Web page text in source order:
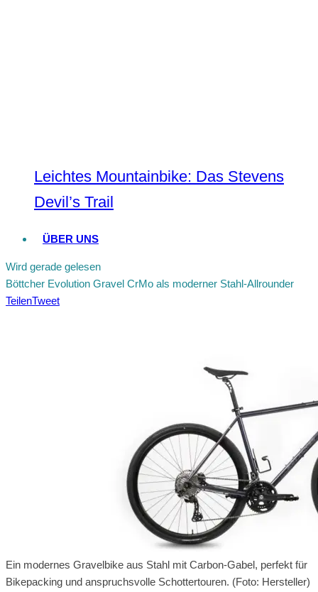
Leichtes Mountainbike: Das Stevens
Devil’s Trail
ÜBER UNS
Wird gerade gelesen
Böttcher Evolution Gravel CrMo als moderner Stahl-Allrounder
TeilenTweet
Ein modernes Gravelbike aus Stahl mit Carbon-Gabel, perfekt für
Bikepacking und anspruchsvolle Schottertouren. (Foto: Hersteller)